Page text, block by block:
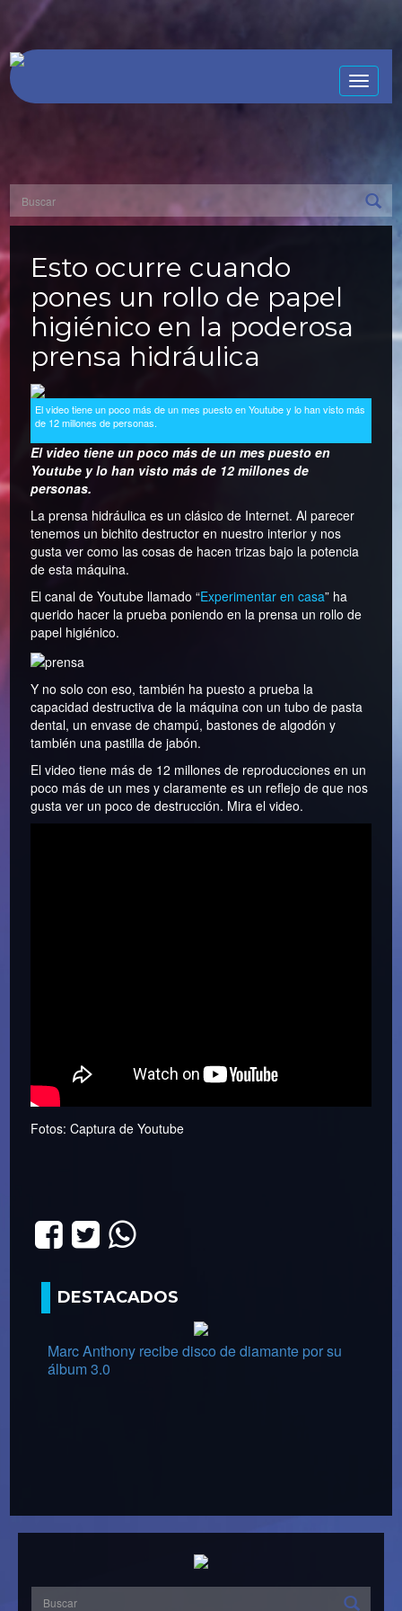
Toggle
Esto ocurre cuando
pones un rollo de papel
higiénico en la poderosa
prensa hidráulica
El video tiene un poco más de un mes puesto en Youtube y lo han visto más
de 12 millones de personas.
El video tiene un poco más de un mes puesto en
Youtube y lo han visto más de 12 millones de
personas.
La prensa hidráulica es un clásico de Internet. Al parecer
tenemos un bichito destructor en nuestro interior y nos
gusta ver como las cosas de hacen trizas bajo la potencia
de esta máquina.
El canal de Youtube llamado “Experimentar en casa” ha
querido hacer la prueba poniendo en la prensa un rollo de
papel higiénico.
Y no solo con eso, también ha puesto a prueba la
capacidad destructiva de la máquina con un tubo de pasta
dental, un envase de champú, bastones de algodón y
también una pastilla de jabón.
El video tiene más de 12 millones de reproducciones en un
poco más de un mes y claramente es un reflejo de que nos
gusta ver un poco de destrucción. Mira el video.
Fotos: Captura de Youtube
DESTACADOS
Marc Anthony recibe disco de diamante por su
álbum 3.0